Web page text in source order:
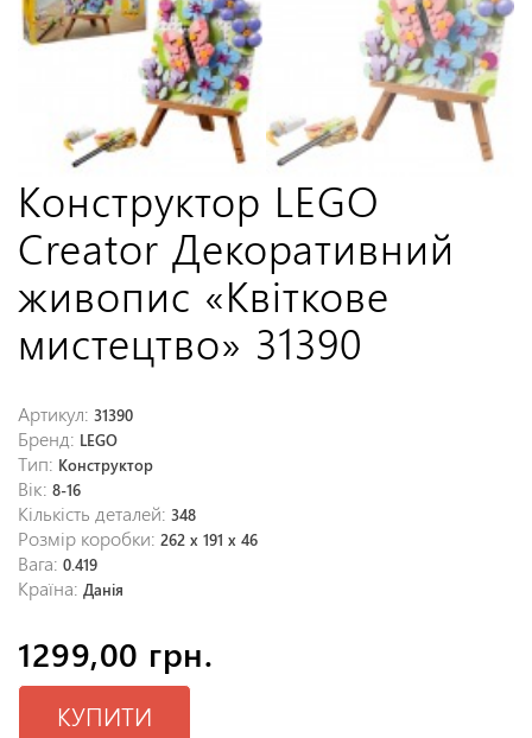
Конструктор LEGO
Creator Декоративний
живопис «Квіткове
мистецтво» 31390
Артикул: 31390
Бренд: LEGO
Тип: Конструктор
Вік: 8-16
Кількість деталей: 348
Розмір коробки: 262 x 191 x 46
Вага: 0.419
Країна: Данія
1299,00 грн.
КУПИТИ